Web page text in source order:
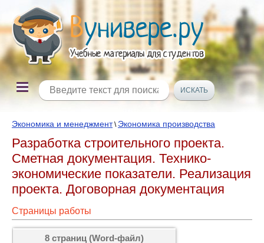
Экономика и менеджмент\ Экономика производства
Разработка строительного проекта.
Сметная документация. Технико-
экономические показатели. Реализация
проекта. Договорная документация
Страницы работы
8 страниц (Word-файл)